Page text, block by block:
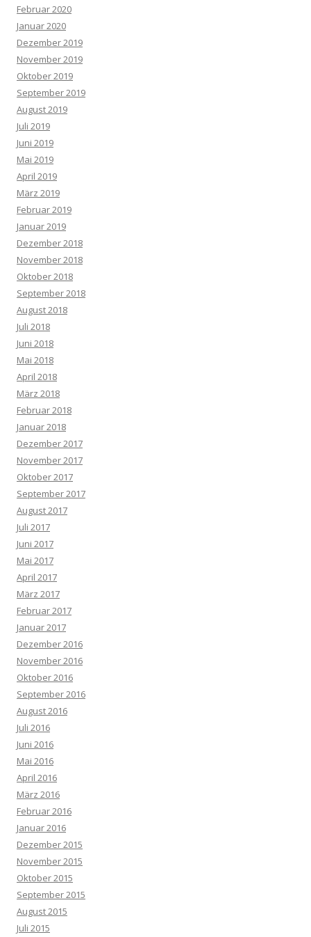
Februar 2020
Januar 2020
Dezember 2019
November 2019
Oktober 2019
September 2019
August 2019
Juli 2019
Juni 2019
Mai 2019
April 2019
März 2019
Februar 2019
Januar 2019
Dezember 2018
November 2018
Oktober 2018
September 2018
August 2018
Juli 2018
Juni 2018
Mai 2018
April 2018
März 2018
Februar 2018
Januar 2018
Dezember 2017
November 2017
Oktober 2017
September 2017
August 2017
Juli 2017
Juni 2017
Mai 2017
April 2017
März 2017
Februar 2017
Januar 2017
Dezember 2016
November 2016
Oktober 2016
September 2016
August 2016
Juli 2016
Juni 2016
Mai 2016
April 2016
März 2016
Februar 2016
Januar 2016
Dezember 2015
November 2015
Oktober 2015
September 2015
August 2015
Juli 2015